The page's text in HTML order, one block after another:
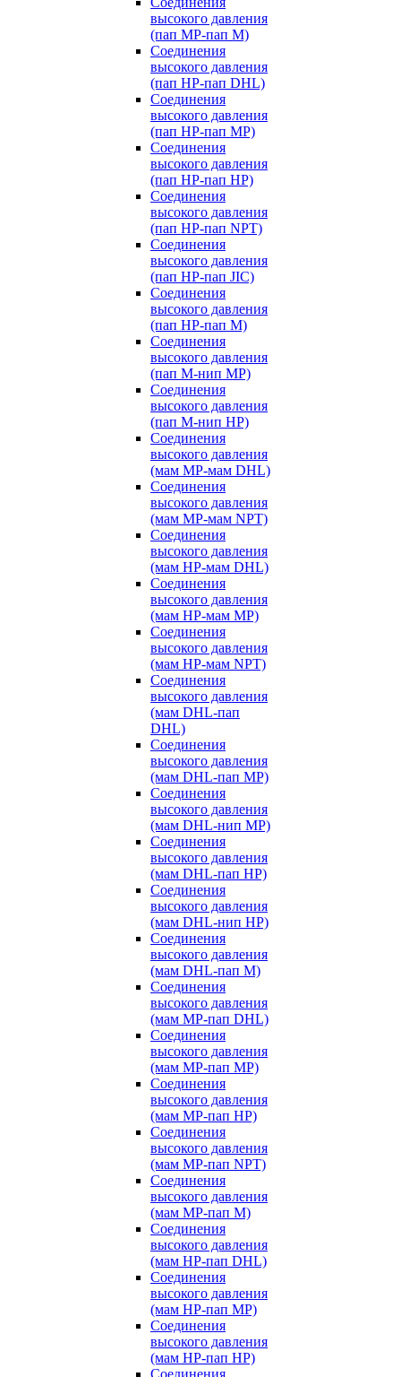
высокого давления
(пап MP-пап M)
Соединения
высокого давления
(пап HP-пап DHL)
Соединения
высокого давления
(пап HP-пап MP)
Соединения
высокого давления
(пап HP-пап HP)
Соединения
высокого давления
(пап HP-пап NPT)
Соединения
высокого давления
(пап HP-пап JIC)
Соединения
высокого давления
(пап HP-пап M)
Соединения
высокого давления
(пап M-нип MP)
Соединения
высокого давления
(пап M-нип HP)
Соединения
высокого давления
(мам MP-мам DHL)
Соединения
высокого давления
(мам MP-мам NPT)
Соединения
высокого давления
(мам HP-мам DHL)
Соединения
высокого давления
(мам HP-мам MP)
Соединения
высокого давления
(мам HP-мам NPT)
Соединения
высокого давления
(мам DHL-пап
DHL)
Соединения
высокого давления
(мам DHL-пап MP)
Соединения
высокого давления
(мам DHL-нип MP)
Соединения
высокого давления
(мам DHL-пап HP)
Соединения
высокого давления
(мам DHL-нип HP)
Соединения
высокого давления
(мам DHL-пап M)
Соединения
высокого давления
(мам MP-пап DHL)
Соединения
высокого давления
(мам MP-пап MP)
Соединения
высокого давления
(мам MP-пап HP)
Соединения
высокого давления
(мам MP-пап NPT)
Соединения
высокого давления
(мам MP-пап M)
Соединения
высокого давления
(мам HP-пап DHL)
Соединения
высокого давления
(мам HP-пап MP)
Соединения
высокого давления
(мам HP-пап HP)
Соединения